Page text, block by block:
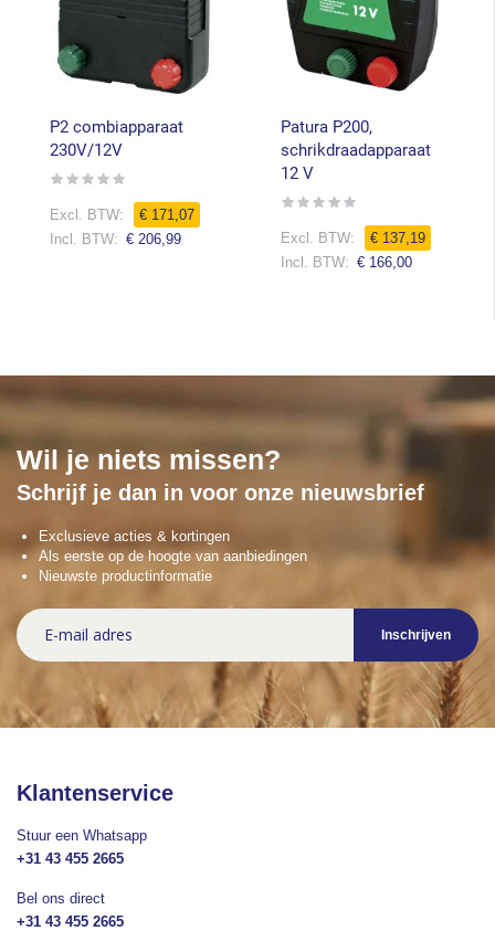
P2 combiapparaat
230V/12V
Rating:
€ 171,07
€ 206,99
Patura P200,
schrikdraadapparaat
12 V
Rating:
€ 137,19
€ 166,00
Wil je niets missen?
Schrijf je dan in voor onze nieuwsbrief
Exclusieve acties & kortingen
Als eerste op de hoogte van aanbiedingen
Nieuwste productinformatie
Abonneer
u
op
Inschrijven
Klantenservice
Stuur een Whatsapp
+31 43 455 2665
Bel ons direct
+31 43 455 2665